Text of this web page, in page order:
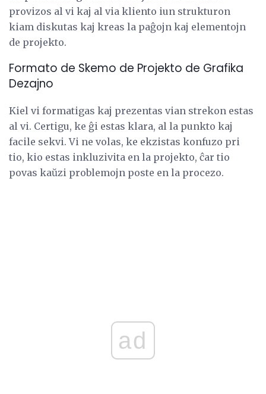
provizos al vi kaj al via kliento iun strukturon
kiam diskutas kaj kreas la paĝojn kaj elementojn
de projekto.
Formato de Skemo de Projekto de Grafika
Dezajno
Kiel vi formatigas kaj prezentas vian strekon estas
al vi. Certigu, ke ĝi estas klara, al la punkto kaj
facile sekvi. Vi ne volas, ke ekzistas konfuzo pri
tio, kio estas inkluzivita en la projekto, ĉar tio
povas kaŭzi problemojn poste en la procezo.
ad